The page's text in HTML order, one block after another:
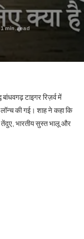
1min. read
बांधवगढ़ टाइगर रिज़र्व में
की गई। शाह ने कहा कि
तेंदुए, भारतीय सुस्त भालू और